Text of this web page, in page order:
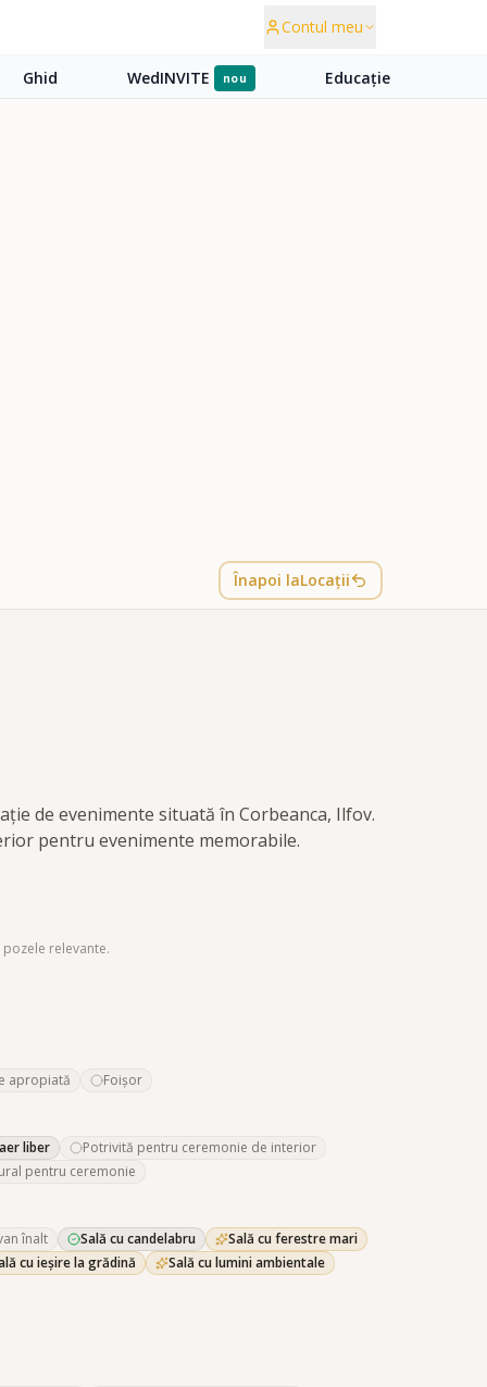
Contul meu
Ghid WedINVITE nou Educație
Înapoi laLocații
de evenimente situată în Corbeanca, Ilfov.
pentru evenimente memorabile.
relevante.
apropiată Foișor
liber
Potrivită pentru ceremonie de interior
pentru ceremonie
înalt Sală cu candelabru
Sală cu ferestre mari
cu ieșire la grădină Sală cu lumini ambientale